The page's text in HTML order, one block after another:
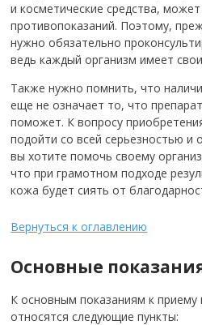
и косметические средства,
противопоказаний. Поэтому,
нужно обязательно
ведь каждый организм имеет
Также нужно помнить, что
еще не означает то, что
поможет. К вопросу
подойти со всей серьезностью и
вы хотите помочь своему
что при грамотном подходе
кожа будет сиять от
Вернуться к оглавлению
Основные
К основным показаниям к приему
относятся следующие пункты: